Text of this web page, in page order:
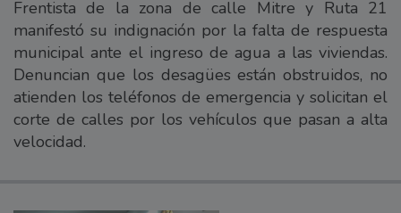
Frentista de la zona de calle Mitre y Ruta 21
manifestó su indignación por la falta de respuesta
municipal ante el ingreso de agua a las viviendas.
Denuncian que los desagües están obstruidos, no
atienden los teléfonos de emergencia y solicitan el
corte de calles por los vehículos que pasan a alta
velocidad.